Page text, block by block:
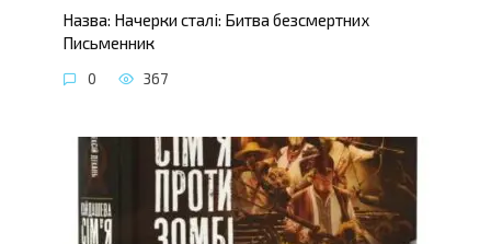
Назва: Начерки сталі: Битва безсмертних
Письменник
0 367